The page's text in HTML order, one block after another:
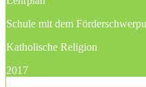
Schule mit dem
Katholische Religion
2017